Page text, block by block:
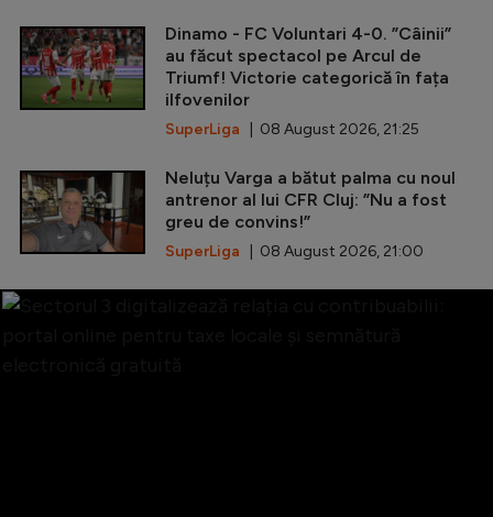
Dinamo - FC Voluntari 4-0. ”Câinii”
au făcut spectacol pe Arcul de
Triumf! Victorie categorică în fața
ilfovenilor
SuperLiga | 08 August 2026, 21:25
Neluțu Varga a bătut palma cu noul
antrenor al lui CFR Cluj: ”Nu a fost
greu de convins!”
SuperLiga | 08 August 2026, 21:00